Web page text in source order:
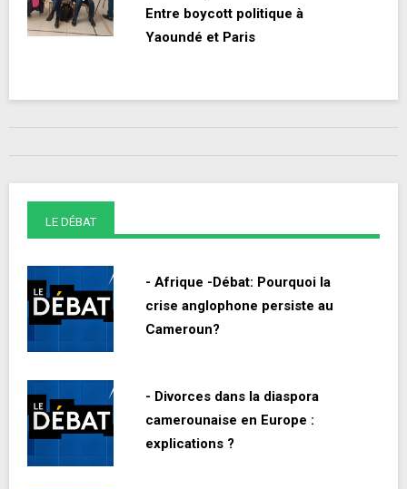
Entre boycott politique à
Yaoundé et Paris
LE DÉBAT
- Afrique -Débat: Pourquoi la
crise anglophone persiste au
Cameroun?
- Divorces dans la diaspora
camerounaise en Europe :
explications ?